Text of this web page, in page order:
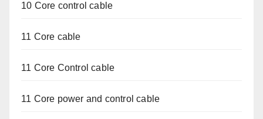
10 Core control cable
11 Core cable
11 Core Control cable
11 Core power and control cable